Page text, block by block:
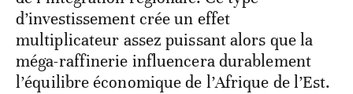
d’investissement crée un effet
multiplicateur assez puissant alors que la
méga-raffinerie influencera durablement
l’équilibre économique de l’Afrique de l’Est.